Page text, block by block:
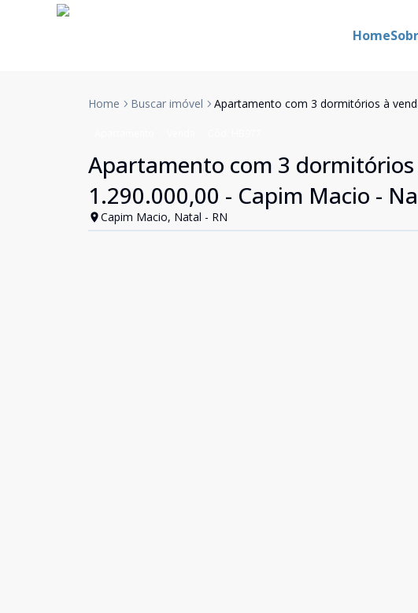
Home
Home Buscar imóvel Apartamento com 3 dormitórios à
Apartamento com 3 dormitórios
1.290.000,00 - Capim Macio -
Capim Macio, Natal - RN